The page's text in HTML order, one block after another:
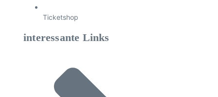
Ticketshop
interessante Links